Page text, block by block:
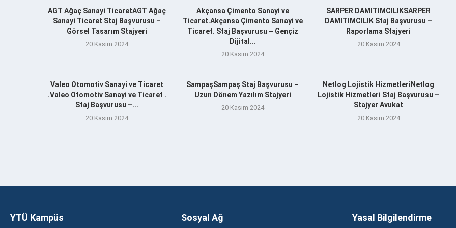
AGT Ağaç Sanayi TicaretAGT Ağaç
Sanayi Ticaret Staj Başvurusu –
Görsel Tasarım Stajyeri
20 Kasım 2024
Akçansa Çimento Sanayi ve
Ticaret.Akçansa Çimento Sanayi ve
Ticaret. Staj Başvurusu – Gençiz
Dijital...
20 Kasım 2024
SARPER DAMITIMCILIKSARPER
DAMITIMCILIK Staj Başvurusu –
Raporlama Stajyeri
20 Kasım 2024
Valeo Otomotiv Sanayi ve Ticaret
.Valeo Otomotiv Sanayi ve Ticaret .
Staj Başvurusu –...
20 Kasım 2024
SampaşSampaş Staj Başvurusu –
Uzun Dönem Yazılım Stajyeri
20 Kasım 2024
Netlog Lojistik HizmetleriNetlog
Lojistik Hizmetleri Staj Başvurusu –
Stajyer Avukat
20 Kasım 2024
YTÜ Kampüs Sosyal Ağ Yasal Bilgilendirme